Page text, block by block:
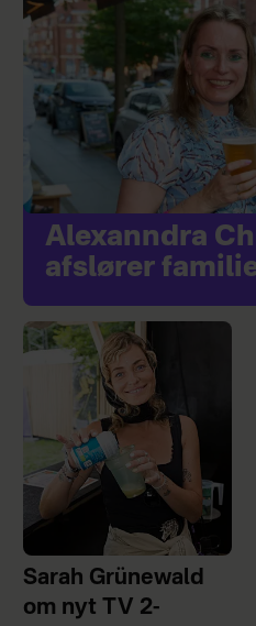
Alexanndra
afslører
Sarah Grünewald
om nyt TV 2-